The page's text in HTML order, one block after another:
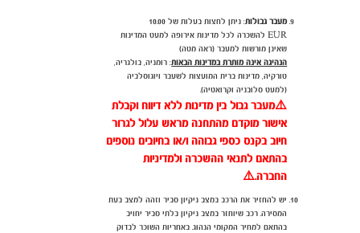
מעבר גבולות
: ניתן לחצות בעלות של 10.00
EUR להשכרה לכל מדינות אירופה למעט המדינות
שאינן מורשות למעבר (ראה מטה)
הנהיגה אינה מותרת במדינות הבאות: רומניה, בולגריה,
טורקיה, מדינות ברית המועצות לשעבר ויוגוסלביה
(למעט סלובניה וקרואטיה).
⚠️מעבר גבול בין מדינות ללא דיווח וקבלת
אישור מוקדם מהתחנה מראש עלול לגרור
חיוב בקנס כספי גבוהה ו/או בחיובים נוספים
בהתאם לתנאי ההשכרה ולמדיניות
החברה.⚠️
יש להחזיר את הרכב במצב ניקיון סביר וזהה למצב בעת
המסירה. רכב שיוחזר במצב ניקיון בלתי סביר יחויב
בהתאם למחיר המקומי הנהוג. באחריות השוכר לבדוק